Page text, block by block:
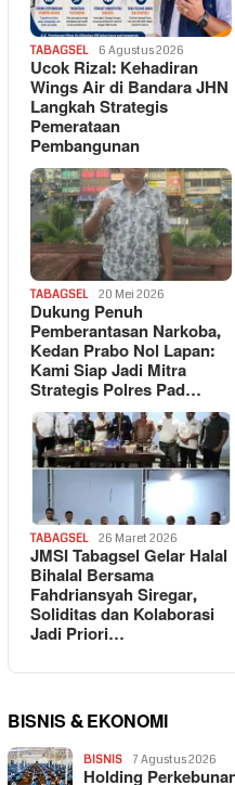
TABAGSEL 6 Agustus 2026
Ucok Rizal: Kehadiran
Wings Air di Bandara JHN
Langkah Strategis
Pemerataan
Pembangunan
TABAGSEL 20 Mei 2026
Dukung Penuh
Pemberantasan Narkoba,
Kedan Prabo Nol Lapan:
Kami Siap Jadi Mitra
Strategis Polres Pad…
TABAGSEL 26 Maret 2026
JMSI Tabagsel Gelar Halal
Bihalal Bersama
Fahdriansyah Siregar,
Soliditas dan Kolaborasi
Jadi Priori…
BISNIS & EKONOMI
BISNIS 7 Agustus 2026
Holding